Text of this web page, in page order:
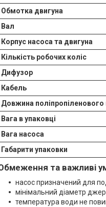
Обмотка двигуна
Вал
Корпус насоса та двигуна
Кількість робочих коліс
Дифузор
Кабель
Довжина поліпропіленового
Вага в упаковці
Вага насоса
Габарити упаковки
та важливі
насос призначений для
мінімальний діаметр
температура води не